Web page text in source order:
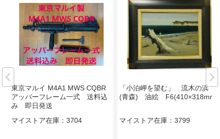
東京マルイ M4A1 MWS CQBR
アッパーフレーム一式 送料込
み 即日発送
マイストア在庫： 3704
「小泊岬を望む」 流木の浜
(青森) 油絵 F6(410×318mm)
マイストア在庫： 3799